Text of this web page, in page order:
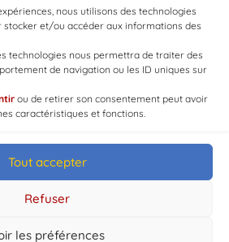
nous utilisons des technologies
stocker et/ou accéder aux informations des
technologies nous permettra de traiter des
de navigation ou les ID uniques sur
ou de retirer son consentement peut avoir
caractéristiques et fonctions.
Tout accepter
Refuser
les préférences
[2004-2024] | Tous droits réservés.
byWEB3-DESIGN